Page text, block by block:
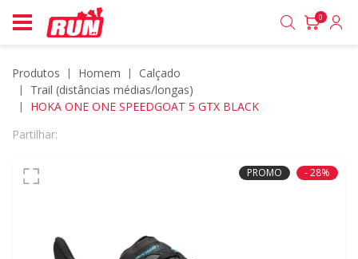
0
Produtos homem
calçado
trail (distâncias médias/longas)
HOKA ONE ONE SPEEDGOAT 5 GTX BLACK
Partilhar:
PROMO - 28%